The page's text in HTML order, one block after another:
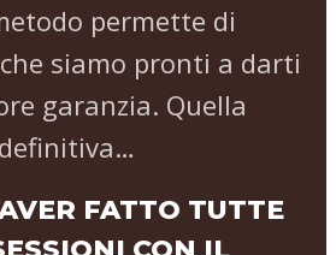
permette di
siamo pronti a darti
garanzia. Quella
definitiva…
FATTO TUTTE